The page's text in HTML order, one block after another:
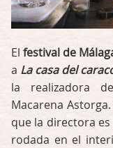
Elfestival de
a La casa del
la realizadora
Macarena
que la directora
rodada en el